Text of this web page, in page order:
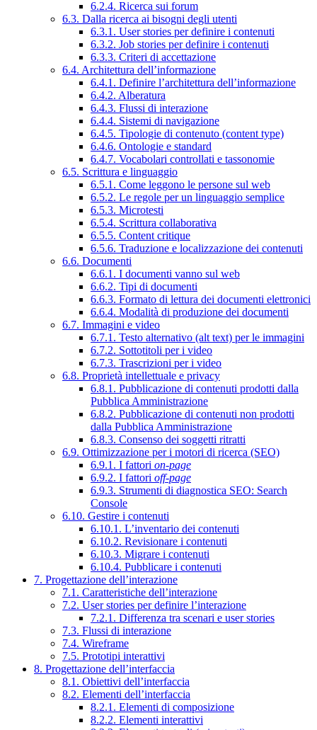
6.2.4. Ricerca sui forum
6.3. Dalla ricerca ai bisogni degli utenti
6.3.1. User stories per definire i contenuti
6.3.2. Job stories per definire i contenuti
6.3.3. Criteri di accettazione
6.4. Architettura dell’informazione
6.4.1. Definire l’architettura dell’informazione
6.4.2. Alberatura
6.4.3. Flussi di interazione
6.4.4. Sistemi di navigazione
6.4.5. Tipologie di contenuto (content type)
6.4.6. Ontologie e standard
6.4.7. Vocabolari controllati e tassonomie
6.5. Scrittura e linguaggio
6.5.1. Come leggono le persone sul web
6.5.2. Le regole per un linguaggio semplice
6.5.3. Microtesti
6.5.4. Scrittura collaborativa
6.5.5. Content critique
6.5.6. Traduzione e localizzazione dei contenuti
6.6. Documenti
6.6.1. I documenti vanno sul web
6.6.2. Tipi di documenti
6.6.3. Formato di lettura dei documenti elettronici
6.6.4. Modalità di produzione dei documenti
6.7. Immagini e video
6.7.1. Testo alternativo (alt text) per le immagini
6.7.2. Sottotitoli per i video
6.7.3. Trascrizioni per i video
6.8. Proprietà intellettuale e privacy
6.8.1. Pubblicazione di contenuti prodotti dalla
Pubblica Amministrazione
6.8.2. Pubblicazione di contenuti non prodotti
dalla Pubblica Amministrazione
6.8.3. Consenso dei soggetti ritratti
6.9. Ottimizzazione per i motori di ricerca (SEO)
6.9.1. I fattori on-page
6.9.2. I fattori off-page
6.9.3. Strumenti di diagnostica SEO: Search
Console
6.10. Gestire i contenuti
6.10.1. L’inventario dei contenuti
6.10.2. Revisionare i contenuti
6.10.3. Migrare i contenuti
6.10.4. Pubblicare i contenuti
7. Progettazione dell’interazione
7.1. Caratteristiche dell’interazione
7.2. User stories per definire l’interazione
7.2.1. Differenza tra scenari e user stories
7.3. Flussi di interazione
7.4. Wireframe
7.5. Prototipi interattivi
8. Progettazione dell’interfaccia
8.1. Obiettivi dell’interfaccia
8.2. Elementi dell’interfaccia
8.2.1. Elementi di composizione
8.2.2. Elementi interattivi